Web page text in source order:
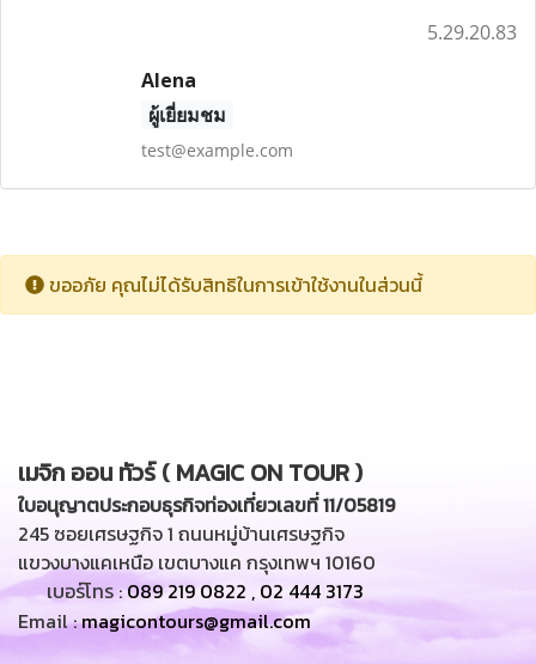
5.29.20.83
Alena
ผู้เยี่ยมชม
test@example.com
ขออภัย คุณไม่ได้รับสิทธิในการเข้าใช้งานในส่วนนี้
เมจิก ออน ทัวร์ ( MAGIC ON TOUR )
ใบอนุญาตประกอบธุรกิจท่องเที่ยวเลขที่ 11/05819
245 ซอยเศรษฐกิจ 1 ถนนหมู่บ้านเศรษฐกิจ
แขวงบางแคเหนือ เขตบางแค กรุงเทพฯ 10160
เบอร์โทร :089 219 0822 , 02 444 3173
Email :magicontours@gmail.com